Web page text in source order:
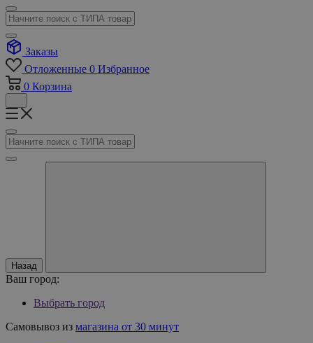
Заказы
Отложенные 0 Избранное
0 Корзина
Назад
Ваш город:
Выбрать город
Самовывоз из магазина от 30 минут